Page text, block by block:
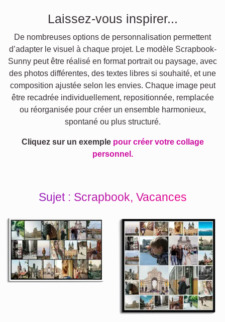
Laissez-vous inspirer...
De nombreuses options de personnalisation permettent
d’adapter le visuel à chaque projet. Le modèle Scrapbook-
Sunny peut être réalisé en format portrait ou paysage, avec
des photos différentes, des textes libres si souhaité, et une
composition ajustée selon les envies. Chaque image peut
être recadrée individuellement, repositionnée, remplacée
ou réorganisée pour créer un ensemble harmonieux,
spontané ou plus structuré.
Cliquez sur un exemple pour créer votre collage
personnel.
Sujet : Scrapbook, Vacances